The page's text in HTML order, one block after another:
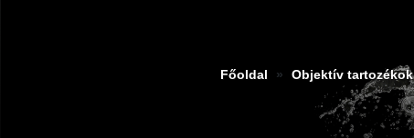
Főoldal Objektív tartozékok